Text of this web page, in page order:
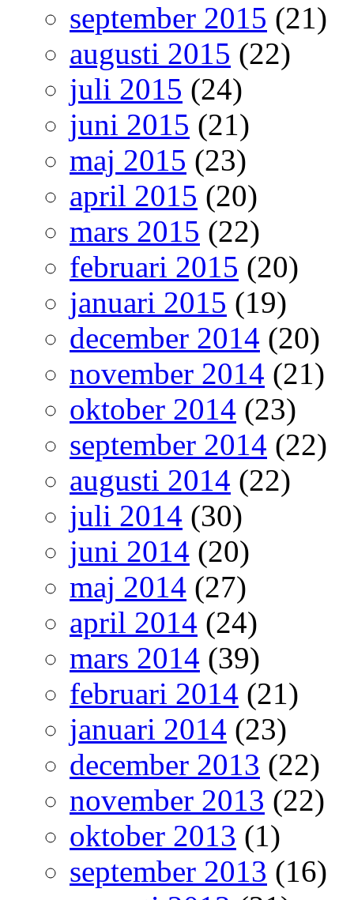
september 2015 (21)
augusti 2015 (22)
juli 2015 (24)
juni 2015 (21)
maj 2015 (23)
april 2015 (20)
mars 2015 (22)
februari 2015 (20)
januari 2015 (19)
december 2014 (20)
november 2014 (21)
oktober 2014 (23)
september 2014 (22)
augusti 2014 (22)
juli 2014 (30)
juni 2014 (20)
maj 2014 (27)
april 2014 (24)
mars 2014 (39)
februari 2014 (21)
januari 2014 (23)
december 2013 (22)
november 2013 (22)
oktober 2013 (1)
september 2013 (16)